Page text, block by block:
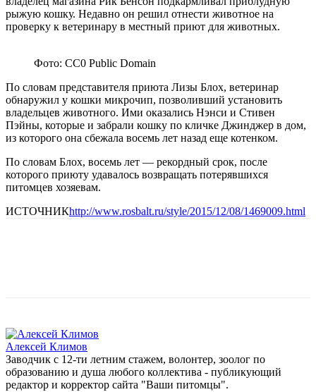
рыжую кошку. Недавно он решил отнести животное на
проверку к ветеринару в местный приют для животных.
Фото: CC0 Public Domain
По словам представителя приюта Лизы Блох, ветеринар
обнаружил у кошки микрочип, позволивший установить
владельцев животного. Ими оказались Нэнси и Стивен
Пэйны, которые и забрали кошку по кличке Джинджер в дом,
из которого она сбежала восемь лет назад еще котенком.
По словам Блох, восемь лет — рекордный срок, после
которого приюту удавалось возвращать потерявшихся
питомцев хозяевам.
ИСТОЧНИКhttp://www.rosbalt.ru/style/2015/12/08/1469009.html
Алексей Климов
Заводчик c 12-ти летним стажем, волонтер, зоолог по
образованию и душа любого коллектива - публикующий
редактор и корректор сайта "Ваши питомцы".